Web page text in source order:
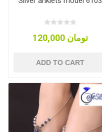
120,000 تومان
ADD TO CART